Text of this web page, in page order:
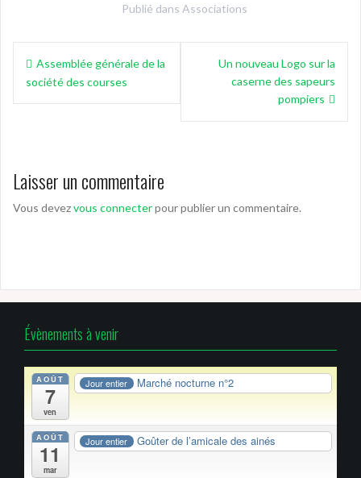
Publié dans Associations
Navigation
de Assemblée générale de la
société des courses
Un nouveau Logo sur la
caserne des sapeurs
pompiers
Laisser un commentaire
Vous devezvous connecterpour publier un commentaire.
Évènements à venir
AOÛT
7
ven
Jour entier Marché nocturne n°2
AOÛT
11
mar
Jour entier Goûter de l’amicale des ainés